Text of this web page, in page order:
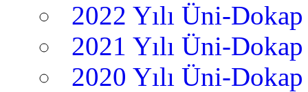
2022 Yılı Üni-
2021 Yılı Üni-
2020 Yılı Üni-